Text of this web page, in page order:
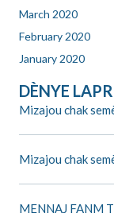
March 2020
February 2020
January 2020
DÈNYE
Mizajou chak
Mizajou chak
MENNAJ FANM